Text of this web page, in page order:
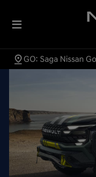
GO: Saga Nissan